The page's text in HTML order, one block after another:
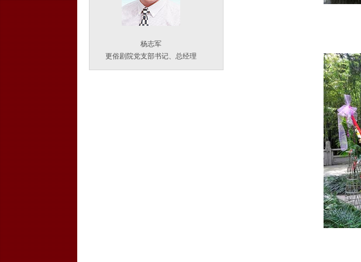
杨志军
更俗剧院党支部书记、总经理